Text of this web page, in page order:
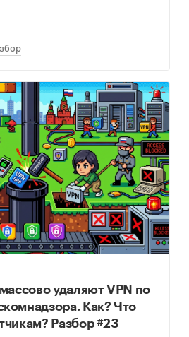
удаляют VPN по
Как? Что
Разбор #23